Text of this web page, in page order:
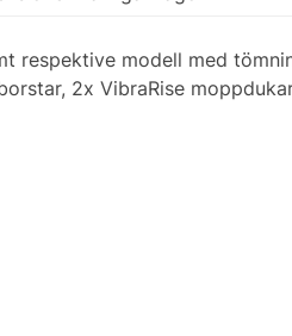
respektive modell med
2x VibraRise